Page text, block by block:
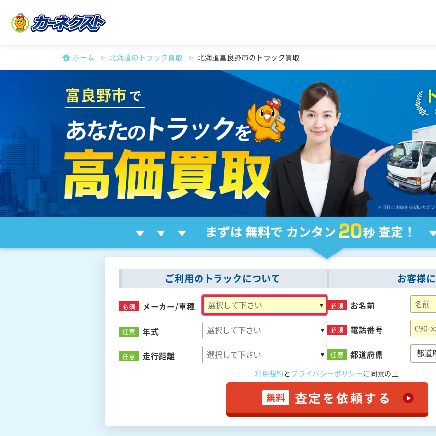
ホーム 北海道のトラック買取 北海道富良野市のトラック買取
富良野市 で
ご利用のトラックについて
必須 メーカー/車種
任意 年式
任意 走行距離
お客様
必須 お名前
必須 電話番号
任意 都道府県
利用規約 と プライバシーポリシーに同意の上
無料 査定を依頼する